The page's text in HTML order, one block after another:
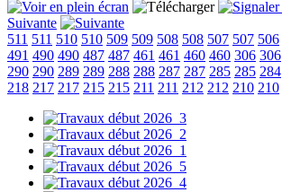
Suivante
511 511 510 510 509 509 508 508 507 507 506
491 490 490 487 487 461 461 460 460 306 306
290 290 289 289 288 288 287 287 285 285 284
218 217 217 215 215 211 211 212 212 210 210